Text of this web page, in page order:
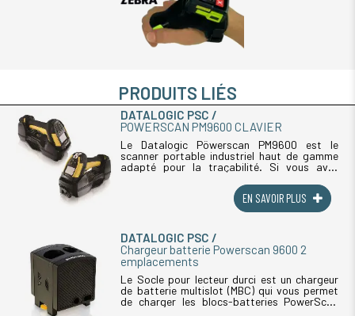
PRODUITS LIÉS
DATALOGIC PSC
POWERSCAN PM9600 CLAVIER
Le Datalogic Pöwerscan PM9600 est le
scanner portable industriel haut de gamme
adapté pour la traçabilité. Si vous avez
codes barres est conforme aux normes IP65
EN SAVOIR PLUS
DATALOGIC PSC
Chargeur batterie Powerscan 9600 2
emplacements
Le Socle pour lecteur durci est un chargeur
de batterie multislot (MBC) qui vous permet
de charger les blocs-batteries PowerScan